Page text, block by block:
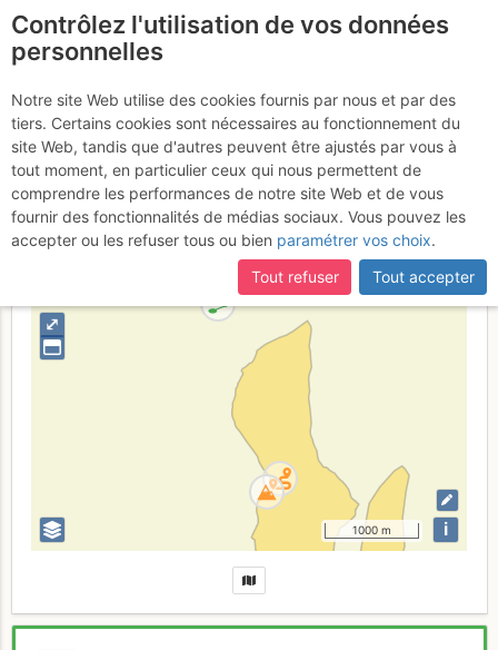
Le Moucherotte :
Othello
France Isère Vercors
⤢
1000 m i
Contrôlez l'utilisation de vos données
personnelles
Notre site Web utilise des cookies fournis par nous et par des
tiers. Certains cookies sont nécessaires au fonctionnement du
site Web, tandis que d'autres peuvent être ajustés par vous à
tout moment, en particulier ceux qui nous permettent de
comprendre les performances de notre site Web et de vous
fournir des fonctionnalités de médias sociaux. Vous pouvez les
accepter ou les refuser tous ou bien paramétrer vos choix.
Tout refuser
Tout accepter